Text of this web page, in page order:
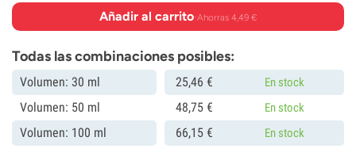
Añadir al carrito·Ahorras 4,49 €
Todas las combinaciones posibles:
Volumen: 30 ml 25,46 € En stock
Volumen: 50 ml 48,75 € En stock
Volumen: 100 ml 66,15 € En stock